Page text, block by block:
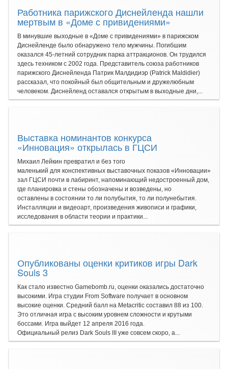
Работника парижского Диснейленда нашли
мертвым в «Доме с привидениями»
В минувшие выходные в «Доме с привидениями» в парижском
Диснейленде было обнаружено тело мужчины. Погибшим
оказался 45-летний сотрудник парка аттракционов. Он трудился
здесь техником с 2002 года. Представитель союза работников
парижского Диснейленда Патрик Малдидиэр (Patrick Maldidier)
рассказал, что покойный был общительным и дружелюбным
человеком. Диснейленд оставался открытым в выходные дни,...
Выставка номинантов конкурса
«Инновация» открылась в ГЦСИ
Михаил Лейкин превратил и без того
маленький для конспективных выставочных показов «Инновации»
зал ГЦСИ почти в лабиринт, напоминающий недостроенный дом,
где планировка и стены обозначены и возведены, но
оставлены в состоянии то ли полубытия, то ли полунебытия.
Инсталляции и видеоарт, произведения живописи и графики,
исследования в области теории и практики...
Опубликованы оценки критиков игры Dark
Souls 3
Как стало известно Gamebomb.ru, оценки оказались достаточно
высокими. Игра студии From Software получает в основном
высокие оценки. Средний балл на Metacritic составил 88 из 100.
Это отличная игра с высоким уровнем сложности и крутыми
боссами. Игра выйдет 12 апреля 2016 года.
Официальный релиз Dark Souls III уже совсем скоро, а...